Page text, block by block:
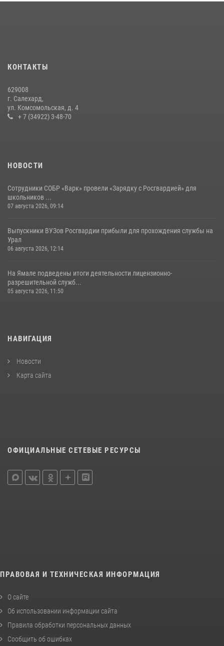
14 июля 2026, 06:53
КОНТАКТЫ
629008
г. Салехард,
ул. Комсомольская, д. 4
+ 7 (34922) 3-48-70
НОВОСТИ
Сотрудники СОБР «Варк» провели «Зарядку с Росгвардией» для
школьников ...
07 августа 2026, 09:14
Выпускники ВУЗов Росгвардии прибыли для прохождения службы на
Урал
06 августа 2026, 12:14
На Ямале подведены итоги деятельности лицензионно-
разрешительной служб...
05 августа 2026, 11:50
НАВИГАЦИЯ
Новости
Карта сайта
ОФИЦИАЛЬНЫЕ СЕТЕВЫЕ РЕСУРСЫ
ПРАВОВАЯ И ТЕХНИЧЕСКАЯ ИНФОРМАЦИЯ
О сайте
Об использовании информации сайта
Правила обработки персональных данных
Сообщить об ошибках